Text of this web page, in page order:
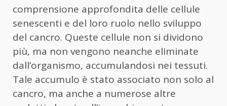
comprensione approfondita delle cellule
senescenti e del loro ruolo nello sviluppo
del cancro. Queste cellule non si dividono
più, ma non vengono neanche eliminate
dall’organismo, accumulandosi nei tessuti.
Tale accumulo è stato associato non solo al
cancro, ma anche a numerose altre